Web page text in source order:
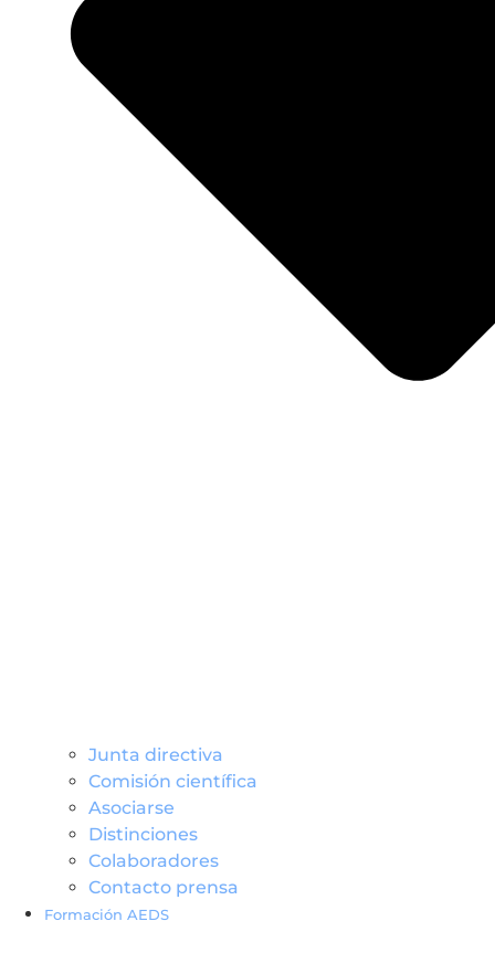
Junta directiva
Comisión científica
Asociarse
Distinciones
Colaboradores
Contacto prensa
Formación AEDS